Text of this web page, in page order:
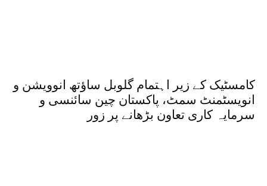
کامسٹیک کے زیر اہتمام گلوبل ساؤتھ انوویشن و
انویسٹمنٹ سمٹ، پاکستان چین سائنسی و
سرمایہ کاری تعاون بڑھانے پر زور